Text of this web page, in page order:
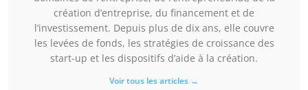
création d’entreprise, du financement et de
l’investissement. Depuis plus de dix ans, elle couvre
les levées de fonds, les stratégies de croissance des
start-up et les dispositifs d’aide à la création.
Voir tous les articles →